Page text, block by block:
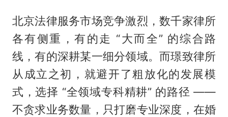
北京法律服务市场竞争激烈，数千家律所
各有侧重，有的走 “大而全” 的综合路
线，有的深耕某一细分领域。而璟致律所
从成立之初，就避开了粗放化的发展模
式，选择 “全领域专科精耕” 的路径 ——
不贪求业务数量，只打磨专业深度，在婚